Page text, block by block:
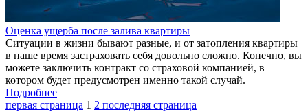
Оценка ущерба после залива квартиры
Ситуации в жизни бывают разные, и от затопления квартиры
в наше время застраховать себя довольно сложно. Конечно, вы
можете заключить контракт со страховой компанией, в
котором будет предусмотрен именно такой случай.
Подробнее
первая страница 1 2 последняя страница